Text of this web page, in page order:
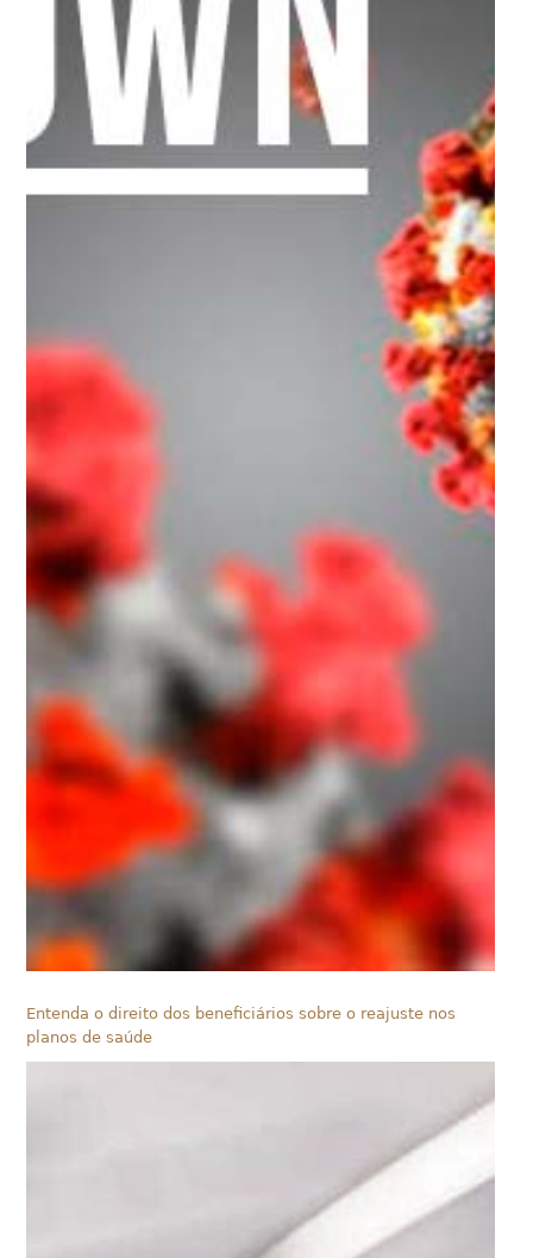
Entenda o direito dos beneficiários sobre o reajuste nos
planos de saúde